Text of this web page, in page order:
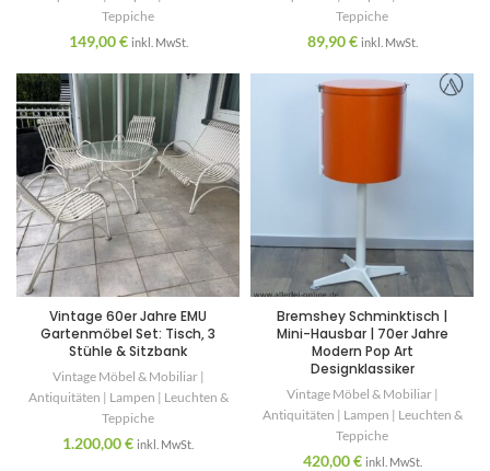
Teppiche
149,00€ inkl. MwSt.
Teppiche
89,90€ inkl. MwSt.
Vintage 60er Jahre EMU
Gartenmöbel Set: Tisch, 3
Stühle & Sitzbank
Vintage Möbel & Mobiliar |
Antiquitäten | Lampen | Leuchten &
Teppiche
1.200,00€ inkl. MwSt.
Bremshey Schminktisch |
Mini-Hausbar | 70er Jahre
Modern Pop Art
Designklassiker
Vintage Möbel & Mobiliar |
Antiquitäten | Lampen | Leuchten &
Teppiche
420,00€ inkl. MwSt.